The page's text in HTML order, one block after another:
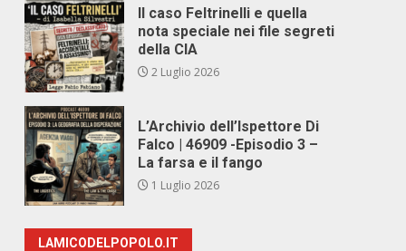
Il caso Feltrinelli e quella
nota speciale nei file segreti
della CIA
2 Luglio 2026
L’Archivio dell’Ispettore Di
Falco | 46909 -Episodio 3 –
La farsa e il fango
1 Luglio 2026
LAMICODELPOPOLO.IT